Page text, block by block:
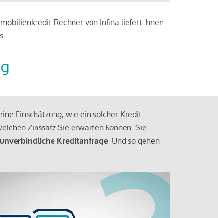
Rechner von Infina liefert Ihnen
Einschätzung, wie ein solcher Kredit
Zinssatz Sie erwarten können. Sie
Kreditanfrage. Und so gehen